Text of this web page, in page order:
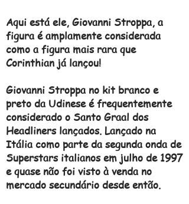
Aqui está ele, Giovanni Stroppa, a
figura é amplamente considerada
como a figura mais rara que
Corinthian já lançou!
Giovanni Stroppa no kit branco e
preto da Udinese é frequentemente
considerado o Santo Graal dos
Headliners lançados. Lançado na
Itália como parte da segunda onda de
Superstars italianos em julho de 1997
e quase não foi visto à venda no
mercado secundário desde então.